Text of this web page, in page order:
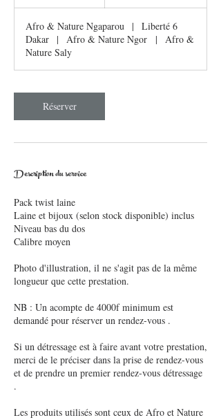
0
m
i
n
Afro & Nature Ngaparou |
Liberté 6
Dakar
| Afro & Nature Ngor |
Afro &
Nature Saly
Réserver
Description du service
Pack twist laine
Laine et bijoux (selon stock disponible) inclus
Niveau bas du dos
Calibre moyen
Photo d'illustration, il ne s'agit pas de la même
longueur que cette prestation.
NB : Un acompte de 4000f minimum est
demandé pour réserver un rendez-vous .
Si un détressage est à faire avant votre prestation,
merci de le préciser dans la prise de rendez-vous
et de prendre un premier rendez-vous détressage
.
Les produits utilisés sont ceux de Afro et Nature